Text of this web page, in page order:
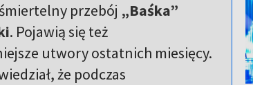
przebój „Baśka”
. Pojawią się też
utwory ostatnich miesięcy.
że podczas